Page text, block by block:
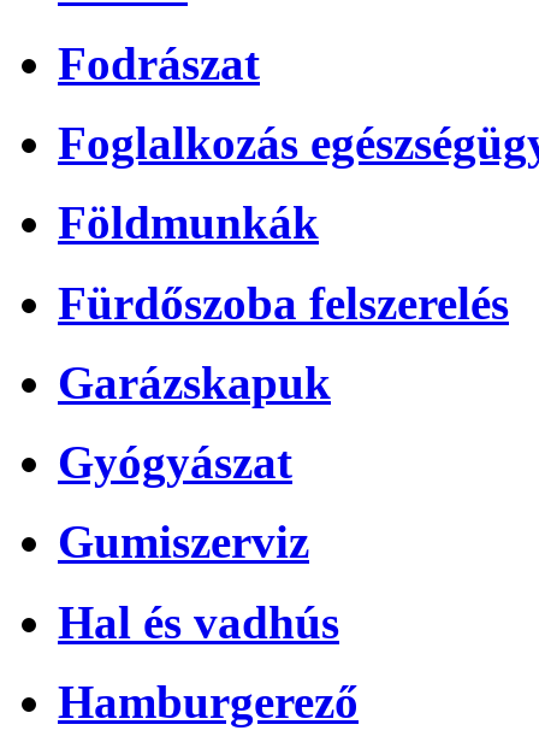
Fodrászat
Foglalkozás
Földmunkák
Fürdőszoba felszerelés
Garázskapuk
Gyógyászat
Gumiszerviz
Hal és vadhús
Hamburgerező